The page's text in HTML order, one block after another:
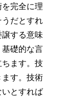
完全に理
だとすれ
する意味
礎的な言
ます。技
す。技術
とすれば